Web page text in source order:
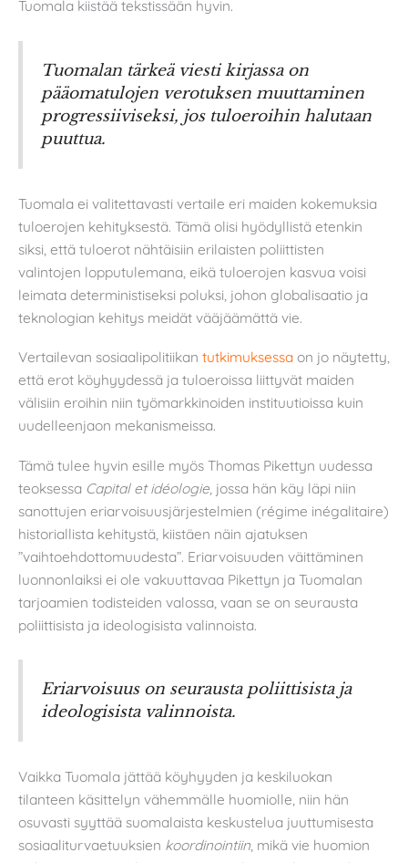
Tuomala kiistää tekstissään hyvin.
Tuomalan tärkeä viesti kirjassa on
pääomatulojen verotuksen muuttaminen
progressiiviseksi, jos tuloeroihin halutaan
puuttua.
Tuomala ei valitettavasti vertaile eri maiden kokemuksia
tuloerojen kehityksestä. Tämä olisi hyödyllistä etenkin
siksi, että tuloerot nähtäisiin erilaisten poliittisten
valintojen lopputulemana, eikä tuloerojen kasvua voisi
leimata deterministiseksi poluksi, johon globalisaatio ja
teknologian kehitys meidät vääjäämättä vie.
Vertailevan sosiaalipolitiikan tutkimuksessa on jo näytetty,
että erot köyhyydessä ja tuloeroissa liittyvät maiden
välisiin eroihin niin työmarkkinoiden instituutioissa kuin
uudelleenjaon mekanismeissa.
Tämä tulee hyvin esille myös Thomas Pikettyn uudessa
teoksessa Capital et idéologie , jossa hän käy läpi niin
sanottujen eriarvoisuusjärjestelmien (régime inégalitaire)
historiallista kehitystä, kiistäen näin ajatuksen
”vaihtoehdottomuudesta”. Eriarvoisuuden väittäminen
luonnonlaiksi ei ole vakuuttavaa Pikettyn ja Tuomalan
tarjoamien todisteiden valossa, vaan se on seurausta
poliittisista ja ideologisista valinnoista.
Eriarvoisuus on seurausta poliittisista ja
ideologisista valinnoista.
Vaikka Tuomala jättää köyhyyden ja keskiluokan
tilanteen käsittelyn vähemmälle huomiolle, niin hän
osuvasti syyttää suomalaista keskustelua juuttumisesta
sosiaaliturvaetuuksien koordinointiin , mikä vie huomion